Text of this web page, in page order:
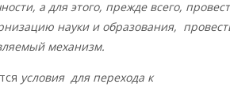
а для этого, прежде всего,
науки и образования,
механизм.
условия для перехода к